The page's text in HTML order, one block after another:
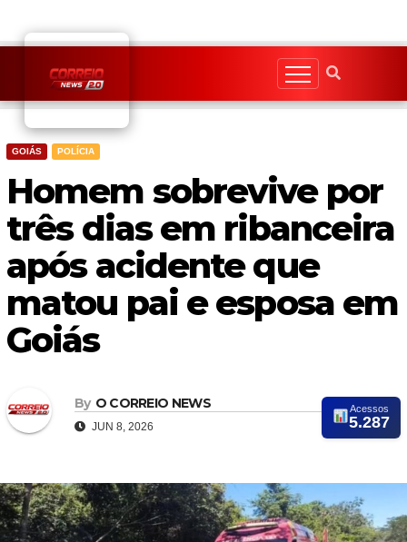
content
GOIÁS POLÍCIA
Homem sobrevive por
três dias em ribanceira
após acidente que
matou pai e esposa em
Goiás
By O CORREIO NEWS
JUN 8, 2026
Acessos
5.287